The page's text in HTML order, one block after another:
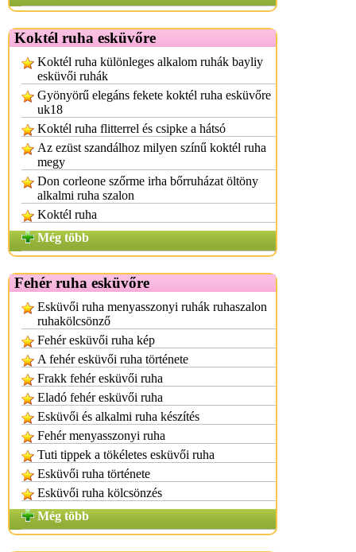
Koktél ruha esküvőre
Koktél ruha különleges alkalom ruhák bayliy
esküvői ruhák
Gyönyörű elegáns fekete koktél ruha esküvőre
uk18
Koktél ruha flitterrel és csipke a hátsó
Az ezüst szandálhoz milyen színű koktél ruha
megy
Don corleone szőrme irha bőrruházat öltöny
alkalmi ruha szalon
Koktél ruha
Még több
Fehér ruha esküvőre
Esküvői ruha menyasszonyi ruhák ruhaszalon
ruhakölcsönző
Fehér esküvői ruha kép
A fehér esküvői ruha története
Frakk fehér esküvői ruha
Eladó fehér esküvői ruha
Esküvői és alkalmi ruha készítés
Fehér menyasszonyi ruha
Tuti tippek a tökéletes esküvői ruha
Esküvői ruha története
Esküvői ruha kölcsönzés
Még több